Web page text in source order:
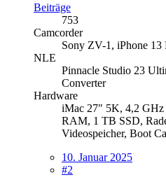
Beiträge
753
Camcorder
Sony ZV-1, iPhone 13
NLE
Pinnacle Studio 23
Converter
Hardware
iMac 27" 5K, 4,2 GHz
RAM, 1 TB SSD,
Videospeicher, Boot
10. Januar 2025
#2